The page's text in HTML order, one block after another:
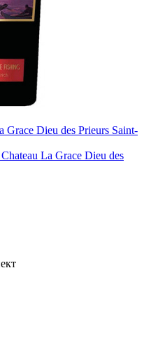
Dieu des Prieurs Saint-
Chateau La Grace Dieu des